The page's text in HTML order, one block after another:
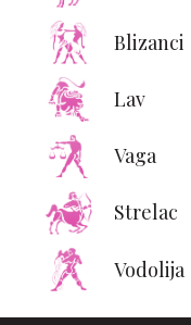
Blizanci
Lav
Vaga
Strelac
Vodolija